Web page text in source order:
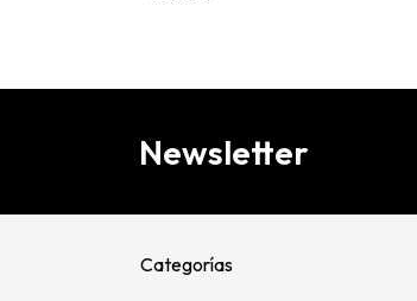
Newsletter
Categorías